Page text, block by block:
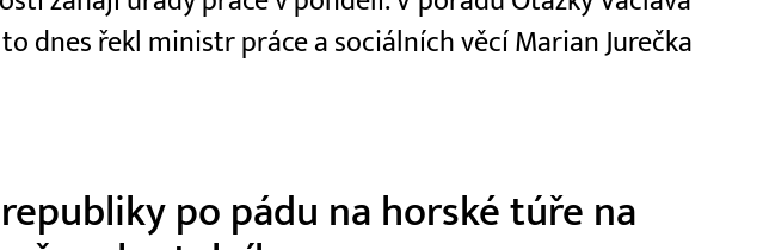
dnes řekl ministr práce a sociálních věcí Marian Jurečka
po pádu na horské túře na